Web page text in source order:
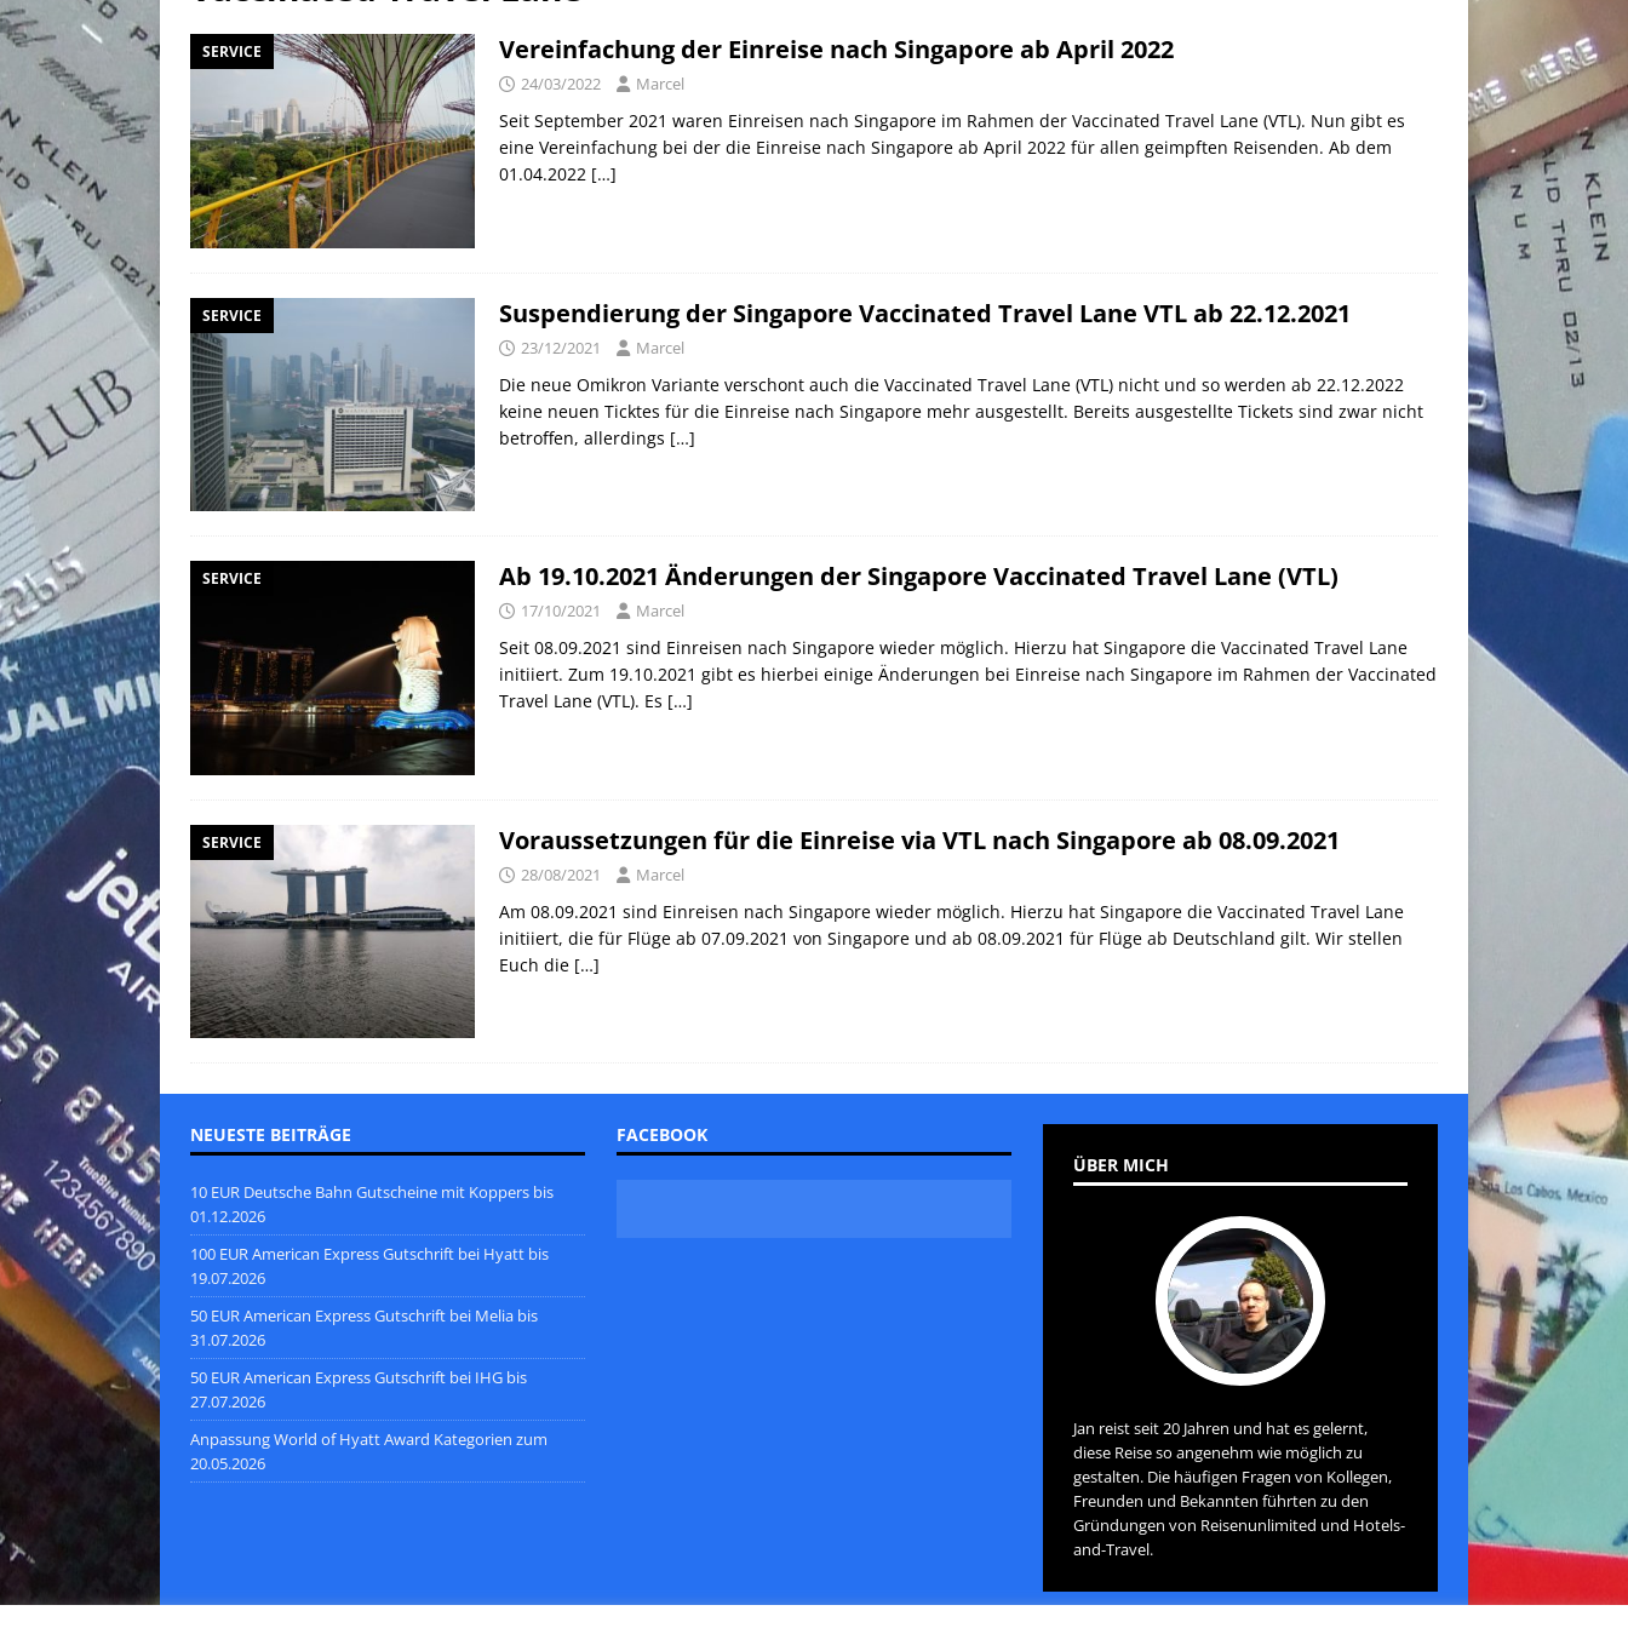
EXPRESS
[ 25/04/2026 ] Anpassung World of Hyatt Award Kategorien zum 20.05.2026
[ 03/08/2026 ] 10 EUR Deutsche Bahn Gutscheine mit Koppers bis 01.12.2026
SERVICE Vereinfachung der Einreise nach Singapore ab April 2022
24/03/2022 Marcel
Seit September 2021 waren Einreisen nach Singapore im Rahmen der Vaccinated Travel Lane (VTL). Nun gibt es
eine Vereinfachung bei der die Einreise nach Singapore ab April 2022 für allen geimpften Reisenden. Ab dem
01.04.2022 […]
SERVICE Suspendierung der Singapore Vaccinated Travel Lane VTL ab 22.12.2021
23/12/2021 Marcel
Die neue Omikron Variante verschont auch die Vaccinated Travel Lane (VTL) nicht und so werden ab 22.12.2022
keine neuen Ticktes für die Einreise nach Singapore mehr ausgestellt. Bereits ausgestellte Tickets sind zwar nicht
betroffen, allerdings […]
SERVICE Ab 19.10.2021 Änderungen der Singapore Vaccinated Travel Lane (VTL)
17/10/2021 Marcel
Seit 08.09.2021 sind Einreisen nach Singapore wieder möglich. Hierzu hat Singapore die Vaccinated Travel Lane
initiiert. Zum 19.10.2021 gibt es hierbei einige Änderungen bei Einreise nach Singapore im Rahmen der Vaccinated
Travel Lane (VTL). Es […]
SERVICE Voraussetzungen für die Einreise via VTL nach Singapore ab 08.09.2021
28/08/2021 Marcel
Am 08.09.2021 sind Einreisen nach Singapore wieder möglich. Hierzu hat Singapore die Vaccinated Travel Lane
initiiert, die für Flüge ab 07.09.2021 von Singapore und ab 08.09.2021 für Flüge ab Deutschland gilt. Wir stellen
Euch die […]
NEUESTE BEITRÄGE
10 EUR Deutsche Bahn Gutscheine mit Koppers bis
01.12.2026
100 EUR American Express Gutschrift bei Hyatt bis
19.07.2026
50 EUR American Express Gutschrift bei Melia bis
31.07.2026
50 EUR American Express Gutschrift bei IHG bis
27.07.2026
Anpassung World of Hyatt Award Kategorien zum
20.05.2026
FACEBOOK
ÜBER MICH
Jan reist seit 20 Jahren und hat es gelernt,
diese Reise so angenehm wie möglich zu
gestalten. Die häufigen Fragen von Kollegen,
Freunden und Bekannten führten zu den
Gründungen von Reisenunlimited und Hotels-
and-Travel.